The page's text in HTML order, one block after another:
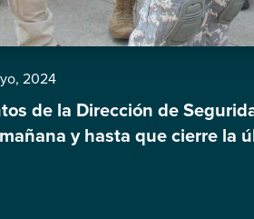
2024
de la Dirección de
y hasta que cierre la